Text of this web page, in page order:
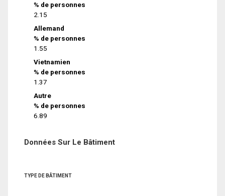
% de personnes
2.15
Allemand
% de personnes
1.55
Vietnamien
% de personnes
1.37
Autre
% de personnes
6.89
Données Sur Le Bâtiment
TYPE DE BÂTIMENT